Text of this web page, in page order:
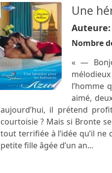
Une
Auteure:
Nombre
« —
l’homme
aimé,
aujourd’hui, il prétend
courtoisie ? Mais si Bronte
tout terrifiée à l’idée qu’il ne
petite fille âgée d’un an...